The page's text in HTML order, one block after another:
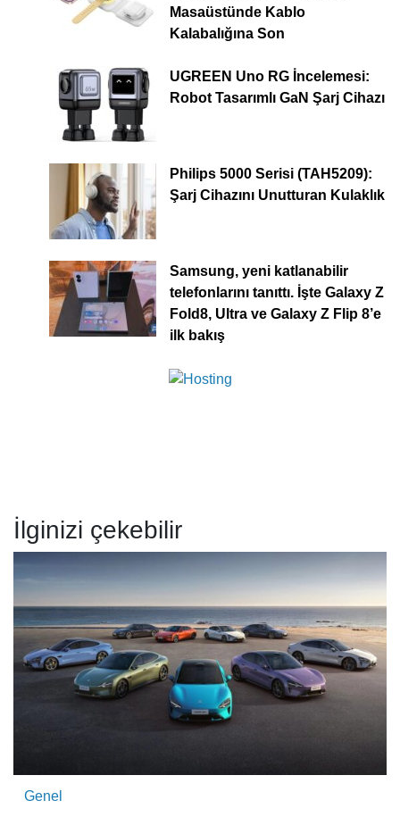
Masaüstünde Kablo
Kalabalığına Son
UGREEN Uno RG İncelemesi:
Robot Tasarımlı GaN Şarj Cihazı
Philips 5000 Serisi (TAH5209):
Şarj Cihazını Unutturan Kulaklık
Samsung, yeni katlanabilir
telefonlarını tanıttı. İşte Galaxy Z
Fold8, Ultra ve Galaxy Z Flip 8’e
ilk bakış
İlginizi çekebilir
Genel